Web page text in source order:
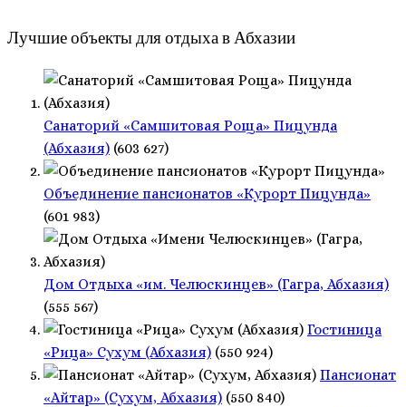
Лучшие объекты для отдыха в Абхазии
Санаторий «Самшитовая Роща» Пицунда
(Абхазия) (603 627)
Объединение пансионатов «Курорт Пицунда»
(601 983)
Дом Отдыха «им. Челюскинцев» (Гагра, Абхазия)
(555 567)
Гостиница
«Рица» Сухум (Абхазия) (550 924)
Пансионат
«Айтар» (Сухум, Абхазия) (550 840)